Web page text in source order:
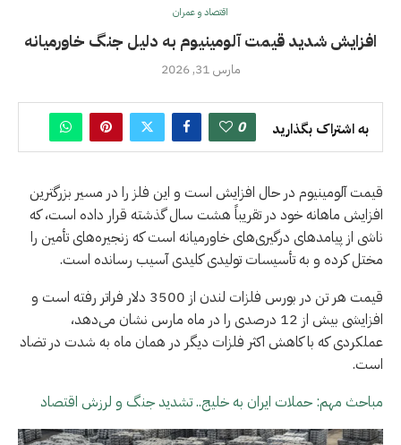
اقتصاد و عمران
افزایش شدید قیمت آلومینیوم به دلیل جنگ خاورمیانه
مارس 31, 2026
به اشتراک بگذارید 0
قیمت آلومینیوم در حال افزایش است و این فلز را در مسیر بزرگترین
افزایش ماهانه خود در تقریباً هشت سال گذشته قرار داده است، که
ناشی از پیامدهای درگیری‌های خاورمیانه است که زنجیره‌های تأمین را
مختل کرده و به تأسیسات تولیدی کلیدی آسیب رسانده است.
قیمت هر تن در بورس فلزات لندن از 3500 دلار فراتر رفته است و
افزایشی بیش از 12 درصدی را در ماه مارس نشان می‌دهد،
عملکردی که با کاهش اکثر فلزات دیگر در همان ماه به شدت در تضاد
است.
مباحث مهم: حملات ایران به خلیج.. تشدید جنگ و لرزش اقتصاد